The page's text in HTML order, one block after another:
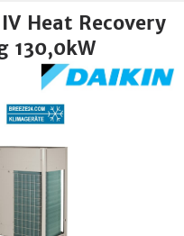
Heat Recovery
130,0kW